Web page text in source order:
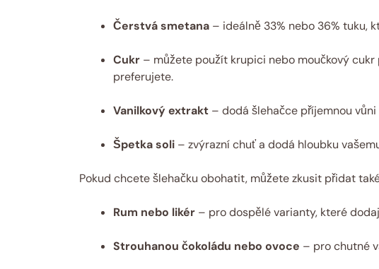
Čerstvá smetana – ideálně 33% nebo 36% tuku,
Cukr – můžete použít krupici nebo moučkový
preferujete.
Vanilkový extrakt – dodá šlehačce příjemnou
Špetka soli – zvýrazní chuť a dodá hloubku
Pokud chcete šlehačku obohatit, můžete zkusit přidat
Rum nebo likér – pro dospělé varianty, které
Strouhanou čokoládu nebo ovoce – pro chutné